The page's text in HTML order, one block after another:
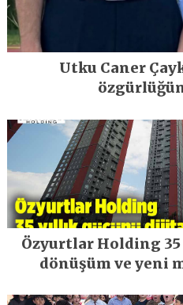
Utku Caner
Özyurtlar Holding
dönüşüm ve yeni